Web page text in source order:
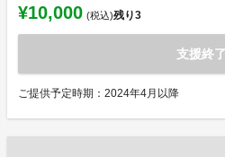
¥10,000 (税込)残り3
支援終了
ご提供予定時期：2024年4月以降